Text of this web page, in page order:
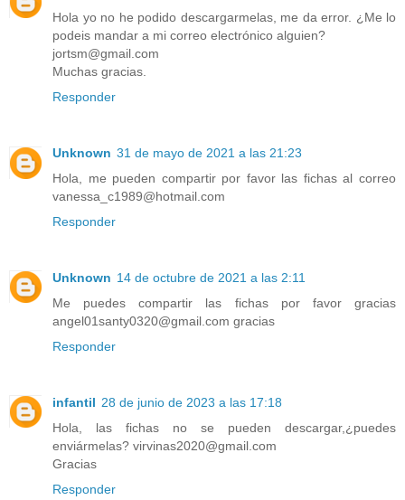
Hola yo no he podido descargarmelas, me da error. ¿Me lo
podeis mandar a mi correo electrónico alguien?
jortsm@gmail.com
Muchas gracias.
Responder
Unknown 31 de mayo de 2021 a las 21:23
Hola, me pueden compartir por favor las fichas al correo
vanessa_c1989@hotmail.com
Responder
Unknown 14 de octubre de 2021 a las 2:11
Me puedes compartir las fichas por favor gracias
angel01santy0320@gmail.com gracias
Responder
infantil 28 de junio de 2023 a las 17:18
Hola, las fichas no se pueden descargar,¿puedes
enviármelas? virvinas2020@gmail.com
Gracias
Responder